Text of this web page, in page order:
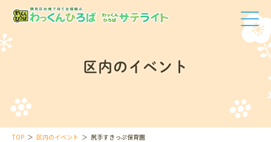
区内のイベント
TOP 区内のイベント 尻手すきっぷ保育園